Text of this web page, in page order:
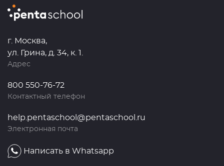
г. Москва,
ул. Грина, д. 34, к. 1.
Адрес
800 550-76-72
Контактный телефон
help.pentaschool@pentaschool.ru
Электронная почта
Написать в Whatsapp